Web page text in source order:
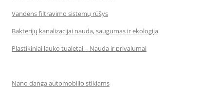
Vandens filtravimo sistemų rūšys
Bakterijų kanalizacijai nauda, saugumas ir ekologija
Plastikiniai lauko tualetai – Nauda ir privalumai
Nano danga automobilio stiklams